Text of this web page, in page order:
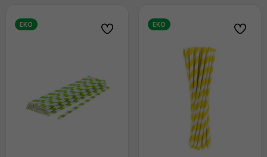
EKO EKO